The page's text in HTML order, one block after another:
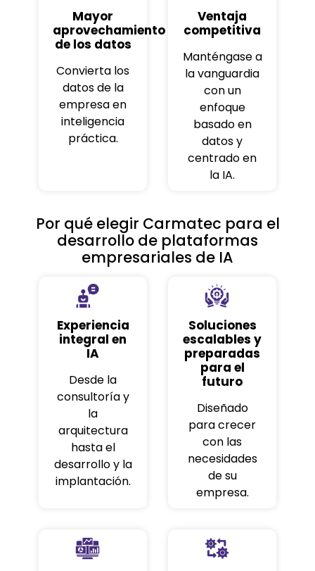
Mayor
aprovechamiento
de los datos
Convierta los
datos de la
empresa en
inteligencia
práctica.
Ventaja
competitiva
Manténgase a
la vanguardia
con un
enfoque
basado en
datos y
centrado en
la IA.
Por qué elegir Carmatec para el
desarrollo de plataformas
empresariales de IA
Experiencia
integral en
IA
Desde la
consultoría y
la
arquitectura
hasta el
desarrollo y la
implantación.
Soluciones
escalables y
preparadas
para el
futuro
Diseñado
para crecer
con las
necesidades
de su
empresa.